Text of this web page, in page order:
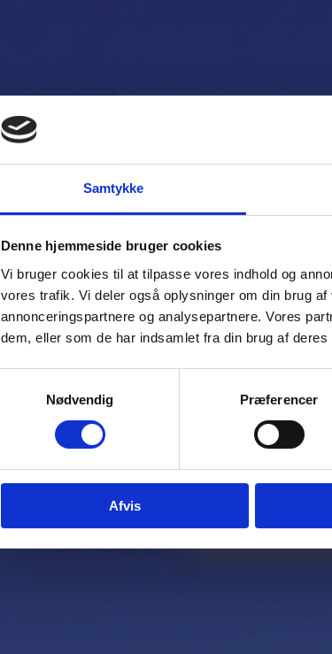
Samtykke
Denne hjemmeside bruger cookies
Vi bruger cookies til at tilpasse vores indhold og
vores trafik. Vi deler også oplysninger om din brug
annonceringspartnere og analysepartnere. Vores
dem, eller som de har indsamlet fra din brug af deres
Nødvendig
Præferencer
Afvis
Citation
Fuldt udstyret
dedikeret plads til
8